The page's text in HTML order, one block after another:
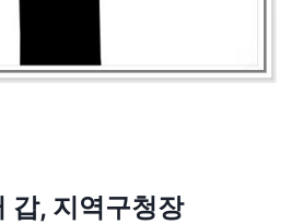
갑, 지역구청장